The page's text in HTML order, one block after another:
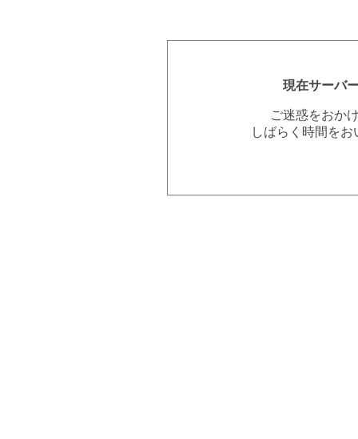
現在サーバ
ご迷惑をおか
しばらく時間を